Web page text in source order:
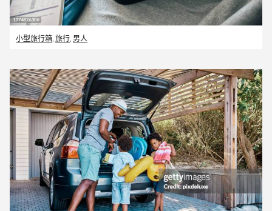
小型旅行箱, 旅行, 男人